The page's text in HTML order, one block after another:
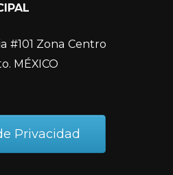
#101 Zona Centro
MÉXICO
Privacidad